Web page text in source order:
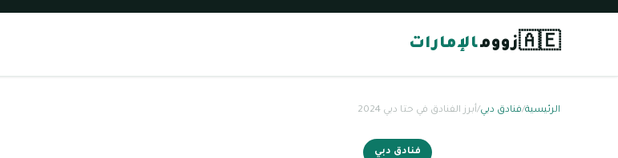
🇦🇪زوومالإمارات
الرئيسية/فنادق دبي/أبرز الفنادق في حتا دبي 2024
فنادق دبي